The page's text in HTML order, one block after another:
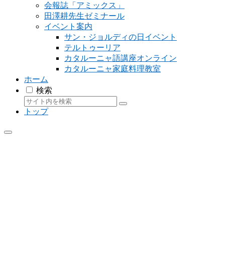
会報誌「アミックス」
田澤耕先生ゼミナール
イベント案内
サン・ジョルディの日イベント
テルトゥーリア
カタルーニャ語講座オンライン
カタルーニャ家庭料理教室
ホーム
検索
トップ